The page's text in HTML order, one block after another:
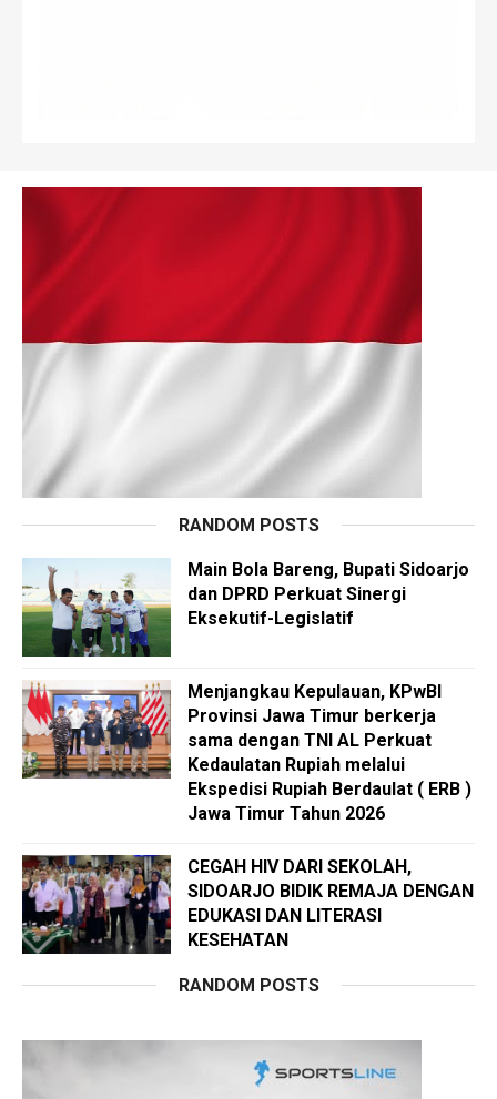
RANDOM POSTS
Main Bola Bareng, Bupati Sidoarjo
dan DPRD Perkuat Sinergi
Eksekutif-Legislatif
Menjangkau Kepulauan, KPwBI
Provinsi Jawa Timur berkerja
sama dengan TNI AL Perkuat
Kedaulatan Rupiah melalui
Ekspedisi Rupiah Berdaulat ( ERB )
Jawa Timur Tahun 2026
CEGAH HIV DARI SEKOLAH,
SIDOARJO BIDIK REMAJA DENGAN
EDUKASI DAN LITERASI
KESEHATAN
RANDOM POSTS